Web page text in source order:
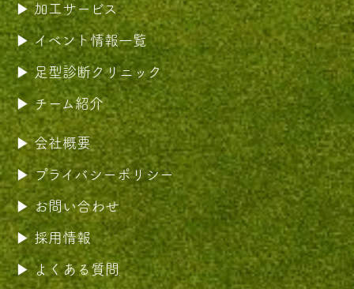
加工サービス
イベント情報一覧
足型診断クリニック
チーム紹介
会社概要
プライバシーポリシー
お問い合わせ
採用情報
よくある質問